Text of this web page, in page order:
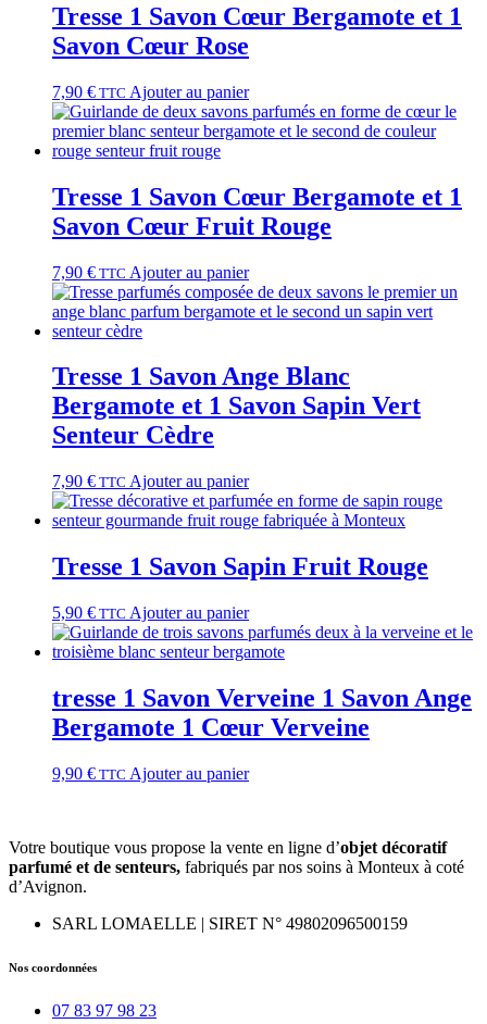
Tresse 1 Savon Cœur Bergamote et 1
Savon Cœur Rose
7,90 € TTC Ajouter au panier
Tresse 1 Savon Cœur Bergamote et 1
Savon Cœur Fruit Rouge
7,90 € TTC Ajouter au panier
Tresse 1 Savon Ange Blanc
Bergamote et 1 Savon Sapin Vert
Senteur Cèdre
7,90 € TTC Ajouter au panier
Tresse 1 Savon Sapin Fruit Rouge
5,90 € TTC Ajouter au panier
tresse 1 Savon Verveine 1 Savon Ange
Bergamote 1 Cœur Verveine
9,90 € TTC Ajouter au panier
Votre boutique vous propose la vente en ligne d’objet décoratif
parfumé et de senteurs, fabriqués par nos soins à Monteux à coté
d’Avignon.
SARL LOMAELLE | SIRET N° 49802096500159
Nos coordonnées
07 83 97 98 23